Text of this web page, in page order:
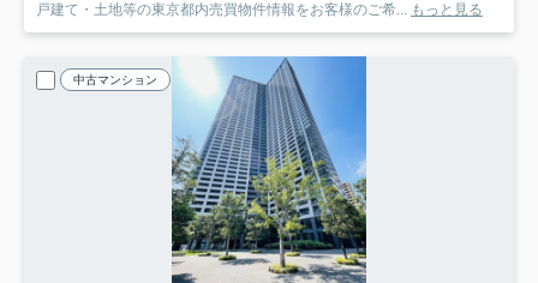
戸建て・土地等の東京都内売買物件情報をお客様のご希... もっと見る
中古マンション